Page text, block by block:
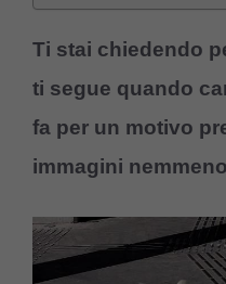
Ti stai chiedendo
ti segue quando
fa per un motivo
immagini